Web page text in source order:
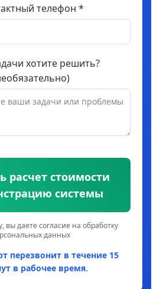
телефон *
хотите решить?
расчет стоимости
системы
вы даете согласие на обработку
данных
перезвонит в течение 15
в рабочее время.